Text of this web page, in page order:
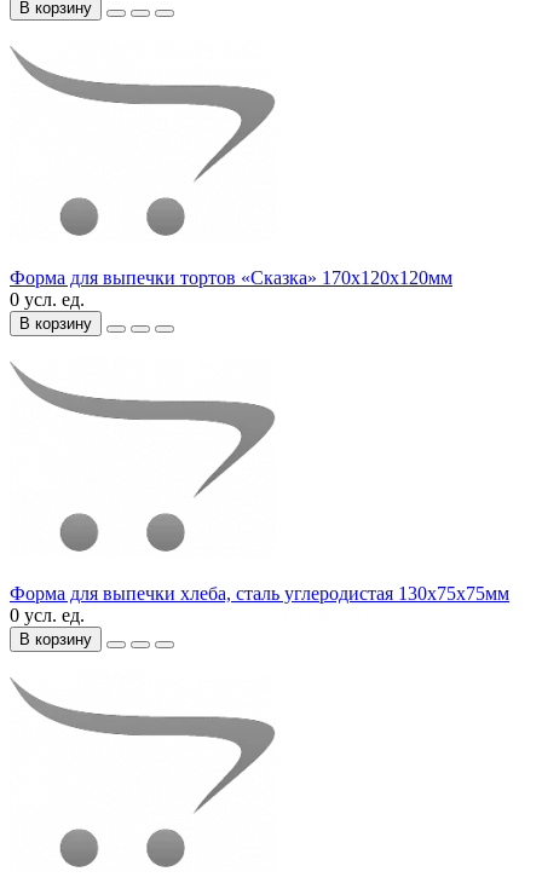
В корзину
Форма для выпечки тортов «Сказка» 170х120х120мм
0 усл. ед.
В корзину
Форма для выпечки хлеба, сталь углеродистая 130х75х75мм
0 усл. ед.
В корзину